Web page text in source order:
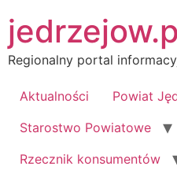
do
treści
Regionalny portal
Aktualności
Powiat
Starostwo Powiatowe
Rzecznik konsumentów